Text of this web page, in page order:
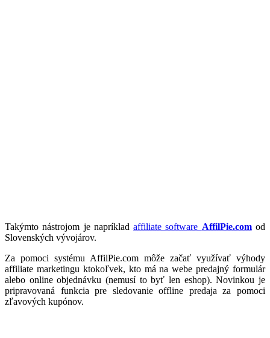
Takýmto nástrojom je napríkladaffiliate software AffilPie.comod
Slovenských vývojárov.
Za pomoci systému AffilPie.com môže začať využívať výhody
affiliate marketingu ktokoľvek, kto má na webe predajný formulár
alebo online objednávku (nemusí to byť len eshop). Novinkou je
pripravovaná funkcia pre sledovanie offline predaja za pomoci
zľavových kupónov.